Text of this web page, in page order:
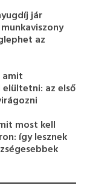
jár
az
amit
az első
most kell
így lesznek